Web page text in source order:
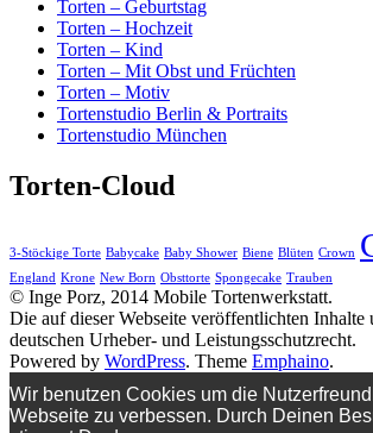
Torten – Geburtstag
Torten – Hochzeit
Torten – Kind
Torten – Mit Obst und Früchten
Torten – Motiv
Tortenstudio Berlin & Portraits
Tortenstudio München
Torten-Cloud
3-Stöckige Torte Babycake Baby Shower Biene Blüten Crown
England Krone New Born Obsttorte Spongecake Trauben
© Inge Porz, 2014 Mobile Tortenwerkstatt.
Die auf dieser Webseite veröffentlichten Inhalte
deutschen Urheber- und Leistungsschutzrecht.
Powered by WordPress. Theme Emphaino.
Wir benutzen Cookies um die
Webseite zu verbessen. Durch Deinen